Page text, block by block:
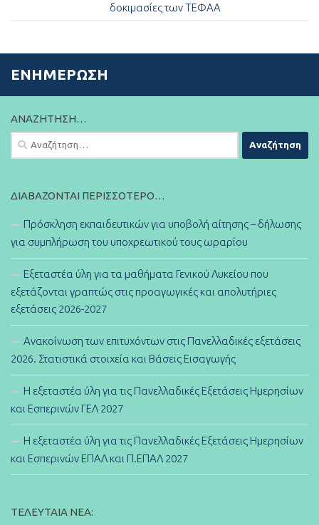
δοκιμασίες των ΤΕΦΑΑ
ΕΝΗΜΈΡΩΣΗ
ΑΝΑΖΉΤΗΣΗ…
Αναζήτηση
για:
ΔΙΑΒΆΖΟΝΤΑΙ ΠΕΡΙΣΣΌΤΕΡΟ…
Πρόσκληση εκπαιδευτικών για υποβολή αίτησης – δήλωσης
για συμπλήρωση του υποχρεωτικού τους ωραρίου
Εξεταστέα ύλη για τα μαθήματα Γενικού Λυκείου που
εξετάζονται γραπτώς στις προαγωγικές και απολυτήριες
εξετάσεις 2026-2027
Ανακοίνωση των επιτυχόντων στις Πανελλαδικές εξετάσεις
2026. Στατιστικά στοιχεία και Βάσεις Εισαγωγής
Η εξεταστέα ύλη για τις Πανελλαδικές Εξετάσεις Ημερησίων
και Εσπερινών ΓΕΛ 2027
Η εξεταστέα ύλη για τις Πανελλαδικές Εξετάσεις Ημερησίων
και Εσπερινών ΕΠΑΛ και Π.ΕΠΑΛ 2027
ΤΕΛΕΥΤΑΊΑ ΝΈΑ: